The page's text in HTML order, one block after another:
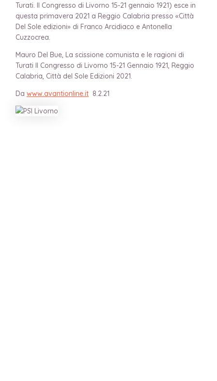
Turati. Il Congresso di Livorno 15-21 gennaio 1921) esce in
questa primavera 2021 a Reggio Calabria presso «Città
Del Sole edizioni» di Franco Arcidiaco e Antonella
Cuzzocrea.
Mauro Del Bue, La scissione comunista e le ragioni di
Turati Il Congresso di Livorno 15-21 Gennaio 1921, Reggio
Calabria, Città del Sole Edizioni 2021.
Da www.avantionline.it 8.2.21